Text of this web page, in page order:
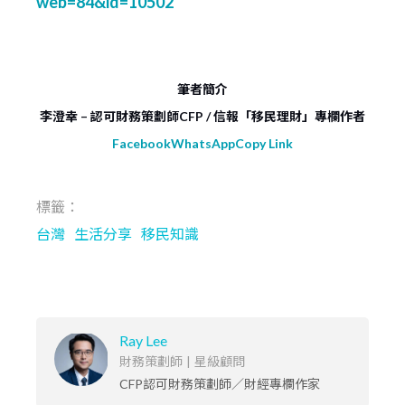
筆者簡介
李澄幸 – 認可財務策劃師CFP / 信報「移民理財」專欄作者
FacebookWhatsAppCopy Link
標籤：
台灣 生活分享 移民知識
Ray Lee
財務策劃師 | 星級顧問
CFP認可財務策劃師／財經專欄作家